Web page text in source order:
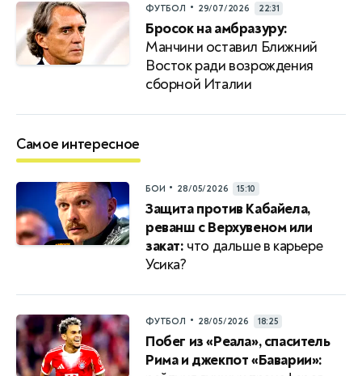
ФУТБОЛ • 29/07/2026 22:31
Бросок на амбразуру:
Манчини оставил Ближний
Восток ради возрождения
сборной Италии
Самое интересное
БОИ • 28/05/2026 15:10
Защита против Кабайела,
реванш с Верхувеном или
закат: что дальше в карьере
Усика?
ФУТБОЛ • 28/05/2026 18:25
Побег из «Реала», спаситель
Рима и джекпот «Баварии»: